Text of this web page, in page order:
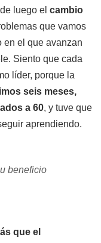
luego el cambio
que vamos
en el que avanzan
Siento que cada
líder, porque la
seis meses,
a 60, y tuve que
aprendiendo.
beneficio
que el